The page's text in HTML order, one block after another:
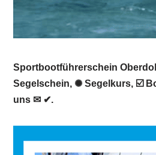
Sportbootführerschein
Segelschein, ✺ Segelkurs, ☑️
uns ✉ ✔.